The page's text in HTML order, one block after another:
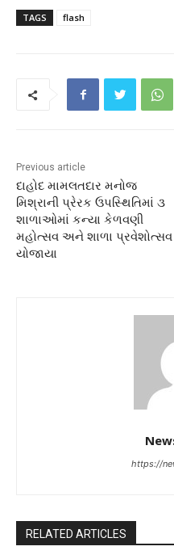
TAGS flash
Previous article
દાહોદ મામલતદાર મનોજ
મિશ્રાની પ્રેરક ઉપસ્થિતિમાં ૩
શાળાઓમાં કન્યા કેળવણી
મહોત્સવ અને શાળા પ્રવેશોત્સવ
યોજાયા
https://
RELATED ARTICLES